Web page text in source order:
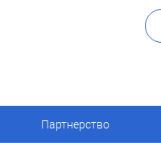
Партнерство